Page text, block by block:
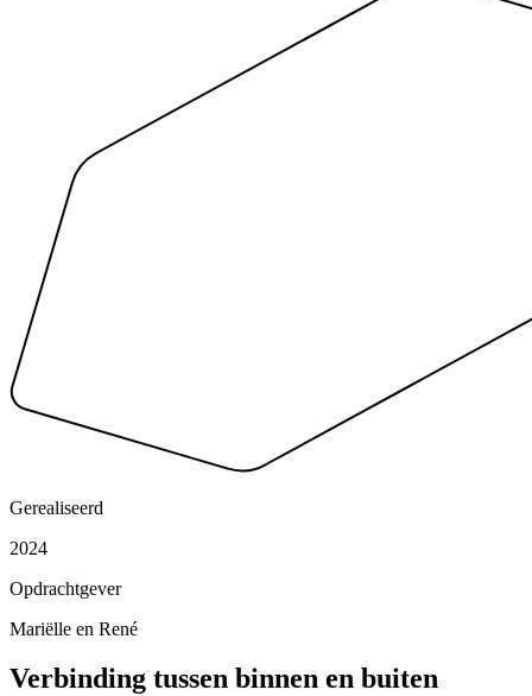
Gerealiseerd
2024
Opdrachtgever
Mariëlle en René
Verbinding tussen binnen en buiten